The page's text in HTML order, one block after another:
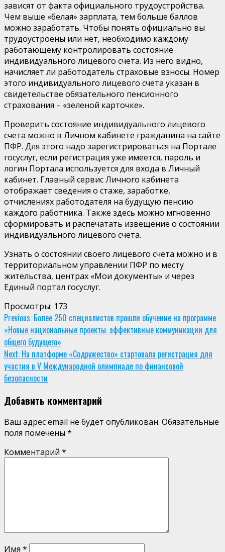
зависят от факта официального трудоустройства.
Чем выше «белая» зарплата, тем больше баллов
можно заработать. Чтобы понять официально вы
трудоустроены или нет, необходимо каждому
работающему контролировать состояние
индивидуального лицевого счета. Из него видно,
начисляет ли работодатель страховые взносы. Номер
этого индивидуального лицевого счета указан в
свидетельстве обязательного пенсионного
страхования – «зеленой карточке».
Проверить состояние индивидуального лицевого
счета можно в Личном кабинете гражданина на сайте
ПФР. Для этого надо зарегистрироваться на Портале
госуслуг, если регистрация уже имеется, пароль и
логин Портала используется для входа в Личный
кабинет. Главный сервис Личного кабинета
отображает сведения о стаже, заработке,
отчислениях работодателя на будущую пенсию
каждого работника. Также здесь можно мгновенно
сформировать и распечатать извещение о состоянии
индивидуального лицевого счета.
Узнать о состоянии своего лицевого счета можно и в
территориальном управлении ПФР по месту
жительства, центрах «Мои документы» и через
Единый портал госуслуг.
Просмотры: 173
Continue
Reading
Previous: Более 250 специалистов прошли обучение на программе
«Новые национальные проекты: эффективные коммуникации для
общего будущего»
Next: На платформе «Содружество» стартовала регистрация для
участия в V Международной олимпиаде по финансовой
безопасности
Добавить комментарий
Ваш адрес email не будет опубликован. Обязательные
поля помечены *
Комментарий *
Имя *